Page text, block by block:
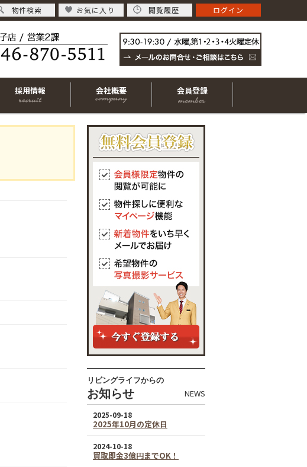
採用情報 会社概要 会員登録
リビングライフからの
お知らせ NEWS
物件検索 お気に入り 閲覧履歴 ログイン